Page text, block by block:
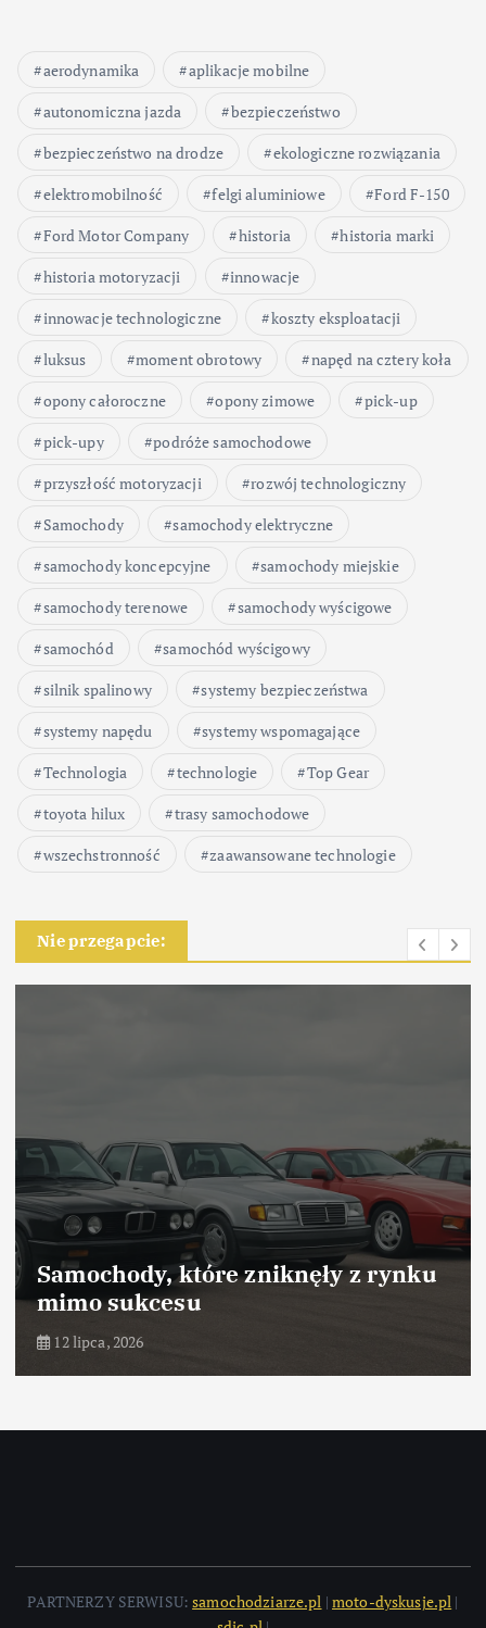
aerodynamika
aplikacje mobilne
autonomiczna jazda
bezpieczeństwo
bezpieczeństwo na drodze
ekologiczne rozwiązania
elektromobilność
felgi aluminiowe
Ford F-150
Ford Motor Company
historia
historia marki
historia motoryzacji
innowacje
innowacje technologiczne
koszty eksploatacji
luksus
moment obrotowy
napęd na cztery koła
opony całoroczne
opony zimowe
pick-up
pick-upy
podróże samochodowe
przyszłość motoryzacji
rozwój technologiczny
Samochody
samochody elektryczne
samochody koncepcyjne
samochody miejskie
samochody terenowe
samochody wyścigowe
samochód
samochód wyścigowy
silnik spalinowy
systemy bezpieczeństwa
systemy napędu
systemy wspomagające
Technologia
technologie
Top Gear
toyota hilux
trasy samochodowe
wszechstronność
zaawansowane technologie
Nie przegapcie:
Samochody, które zniknęły z rynku
mimo sukcesu
12 lipca, 2026
PARTNERZY SERWISU:samochodziarze.pl | moto-dyskusje.pl |